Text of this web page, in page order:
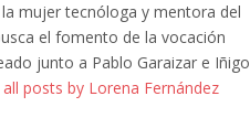
mujer tecnóloga y mentora del
el fomento de la vocación
junto a Pablo Garaizar e Iñigo
all posts by Lorena Fernández